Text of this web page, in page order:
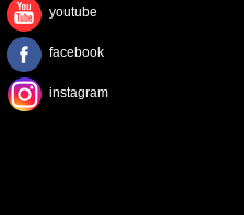
youtube
facebook
instagram